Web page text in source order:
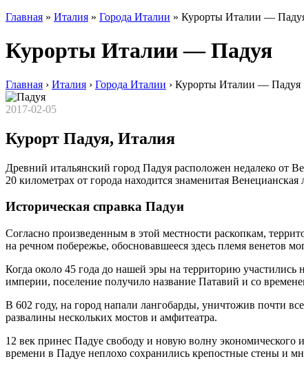
Главная » Италия » Города Италии » Курорты Италии —
Курорты Италии — Падуя
Главная › Италия › Города Италии › Курорты Италии — Падуя
2017-02-05
Курорт Падуя, Италия
Древний итальянский город Падуя расположен недалеко от
20 километрах от города находится знаменитая Венецианская
Историческая справка Падуи
Согласно произведенным в этой местности раскопкам,
на речном побережье, обосновавшееся здесь племя венетов
Когда около 45 года до нашей эры на территорию
империи, поселение получило название Патавий и со
В 602 году, на город напали лангобарды, уничтожив почти
развалины нескольких мостов и амфитеатра.
12 век принес Падуе свободу и новую волну экономического
времени в Падуе неплохо сохранились крепостные стены и